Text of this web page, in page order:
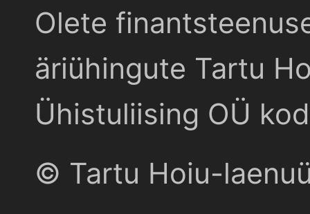
Olete
äriühingute Tartu
Ühistuliising OÜ
© Tartu Hoiu-